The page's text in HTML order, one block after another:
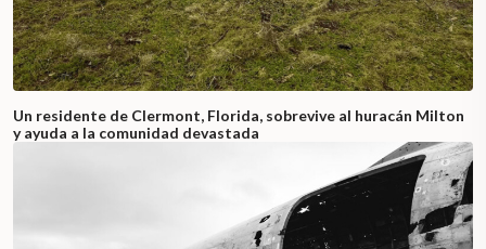
Un residente de Clermont, Florida, sobrevive al huracán Milton
y ayuda a la comunidad devastada